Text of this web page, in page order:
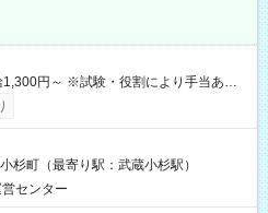
り 【即給（前払い）オプションあ
、勤務から1週間ほどで給与の一部を受け
～17:30（休憩1時間） 時給1,300円
交通費 ※当日の役割により時給＋100
7:00～13:30（休憩なし） 時給1,300
間＝日収8,400円＋交通費 【試用期
杉町（最寄り駅：武蔵小杉駅）
センター